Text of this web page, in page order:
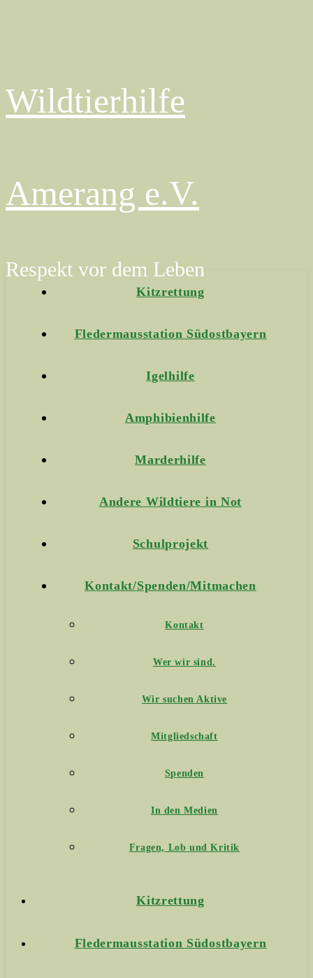
Wildtierhilfe
Amerang e.V.
Respekt vor dem Leben
Kitzrettung
Fledermausstation Südostbayern
Igelhilfe
Amphibienhilfe
Marderhilfe
Andere Wildtiere in Not
Schulprojekt
Kontakt/Spenden/Mitmachen
Kontakt
Wer wir sind.
Wir suchen Aktive
Mitgliedschaft
Spenden
In den Medien
Fragen, Lob und Kritik
Kitzrettung
Fledermausstation Südostbayern